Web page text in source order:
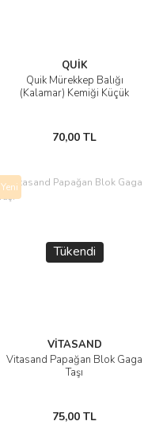
QUİK
Quik Mürekkep Balığı
(Kalamar) Kemiği Küçük
70,00 TL
Yeni
Tükendi
VİTASAND
Vitasand Papağan Blok Gaga
Taşı
75,00 TL